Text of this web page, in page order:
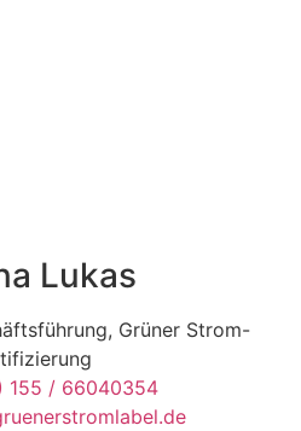
Lukas
Grüner Strom-
155 / 66040354